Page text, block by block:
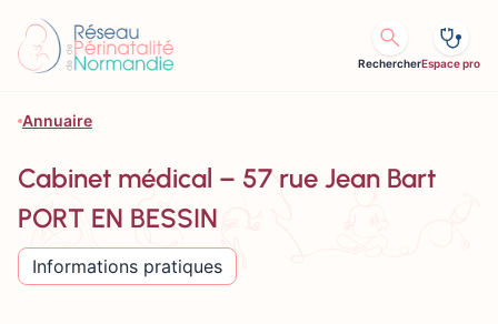
RechercherEspace pro
Annuaire
Cabinet médical – 57 rue Jean Bart
PORT EN BESSIN
Informations pratiques